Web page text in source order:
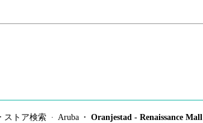
ストア検索 Aruba Oranjestad - Renaissance Mall